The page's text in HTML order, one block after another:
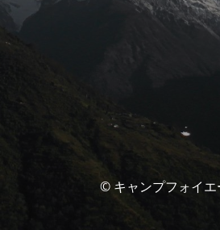
© キャンプフォイエ